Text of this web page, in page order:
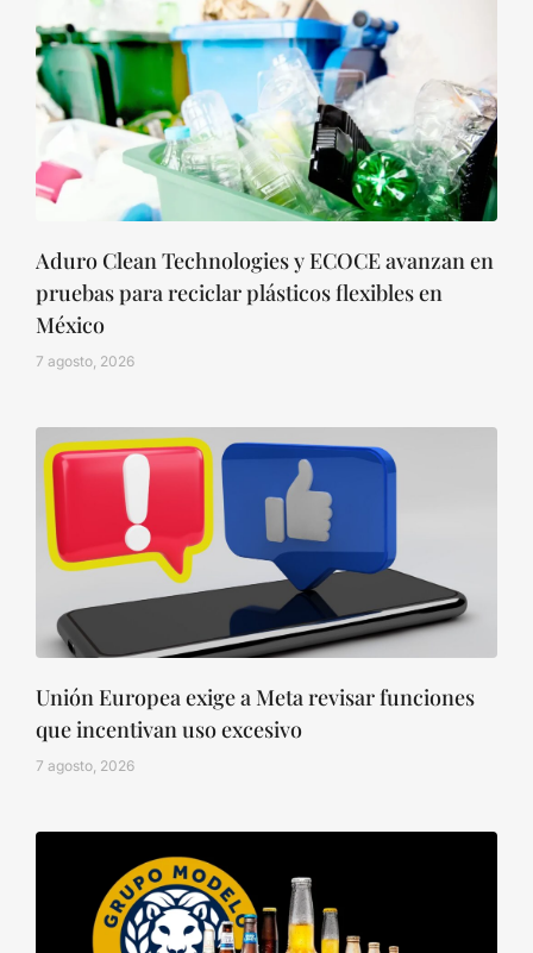
Aduro Clean Technologies y ECOCE avanzan en
pruebas para reciclar plásticos flexibles en
México
7 agosto, 2026
Unión Europea exige a Meta revisar funciones
que incentivan uso excesivo
7 agosto, 2026